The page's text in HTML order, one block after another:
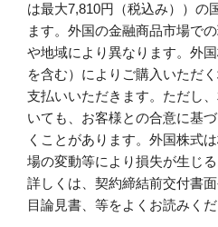
は最大7,810円（税込み））の
ます。外国の金融商品市場で
や地域により異なります。外
を含む）によりご購入いただ
支払いいただきます。ただし
いても、お客様との合意に基
くことがあります。外国株式
場の変動等により損失が生じる
詳しくは、契約締結前交付書
目論見書、等をよくお読みくだ